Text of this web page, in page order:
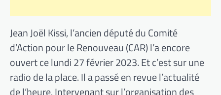
Jean Joël Kissi, l’ancien député du Comité
d’Action pour le Renouveau (CAR) l’a encore
ouvert ce lundi 27 février 2023. Et c’est sur une
radio de la place. Il a passé en revue l’actualité